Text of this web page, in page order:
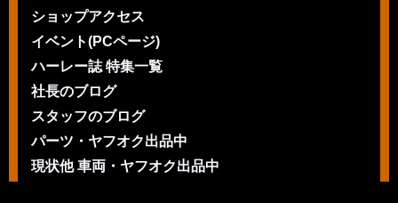
ショップアクセス
イベント(PCページ)
ハーレー誌 特集一覧
社長のブログ
スタッフのブログ
パーツ・ヤフオク出品中
現状他 車両・ヤフオク出品中